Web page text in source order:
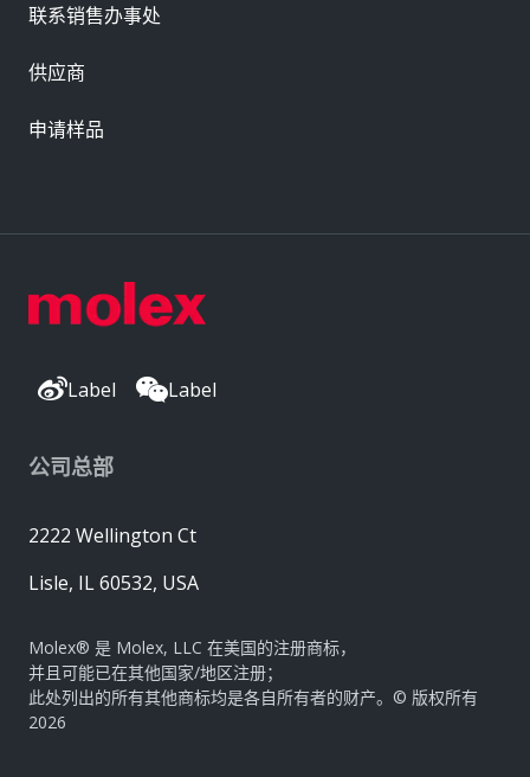
Label Label
公司总部
2222 Wellington Ct
Lisle, IL 60532, USA
Molex® 是 Molex, LLC 在美国的注册商标，
并且可能已在其他国家/地区注册；
此处列出的所有其他商标均是各自所有者的财产。© 版权所有
2026
联系销售办事处
供应商
申请样品